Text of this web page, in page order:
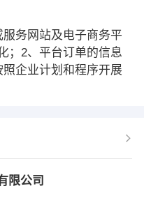
务网站及电子商务平
；2、平台订单的信息
企业计划和程序开展
限公司